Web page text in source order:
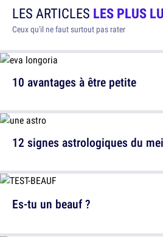
LES ARTICLES LES PLUS
Ceux qu'il ne faut surtout pas rater
10 avantages à être petite
12 signes astrologiques du
Es-tu un beauf ?